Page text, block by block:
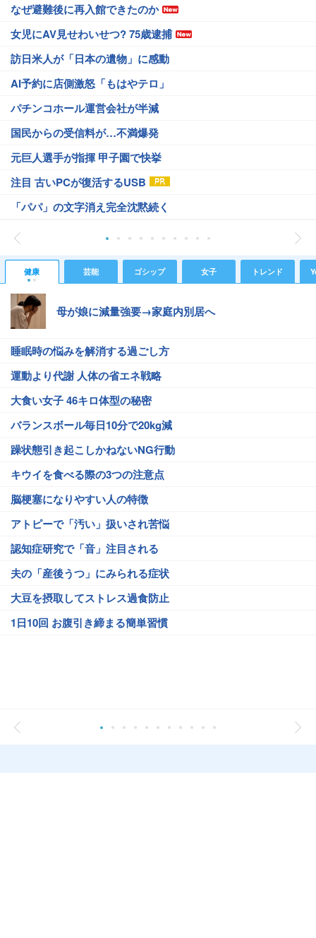
なぜ避難後に再入館できたのか
女児にAV見せわいせつ? 75歳逮捕
訪日米人が「日本の遺物」に感動
AI予約に店側激怒「もはやテロ」
パチンコホール運営会社が半減
国民からの受信料が…不満爆発
元巨人選手が指揮 甲子園で快挙
注目 古いPCが復活するUSB
「パパ」の文字消え完全沈黙続く
健康 芸能 ゴシップ 女子 トレンド
母が娘に減量強要→家庭内別居へ
睡眠時の悩みを解消する過ごし方
運動より代謝 人体の省エネ戦略
大食い女子 46キロ体型の秘密
バランスボール毎日10分で20kg減
躁状態引き起こしかねないNG行動
キウイを食べる際の3つの注意点
脳梗塞になりやすい人の特徴
アトピーで「汚い」扱いされ苦悩
認知症研究で「音」注目される
夫の「産後うつ」にみられる症状
大豆を摂取してストレス過食防止
1日10回 お腹引き締まる簡単習慣